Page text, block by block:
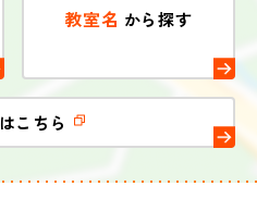
教室名 から探す
はこちら